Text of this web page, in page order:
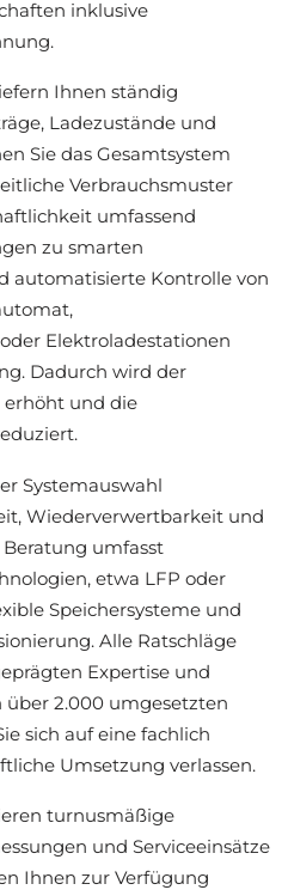
inklusive
Ihnen ständig
Ladezustände und
Sie das Gesamtsystem
Verbrauchsmuster
umfassend
zu smarten
automatisierte Kontrolle von
Elektroladestationen
Dadurch wird der
und die
Systemauswahl
Wiederverwertbarkeit und
Beratung umfasst
etwa LFP oder
Speichersysteme und
Alle Ratschläge
Expertise und
2.000 umgesetzten
sich auf eine fachlich
Umsetzung verlassen.
turnusmäßige
und Serviceeinsätze
Ihnen zur Verfügung